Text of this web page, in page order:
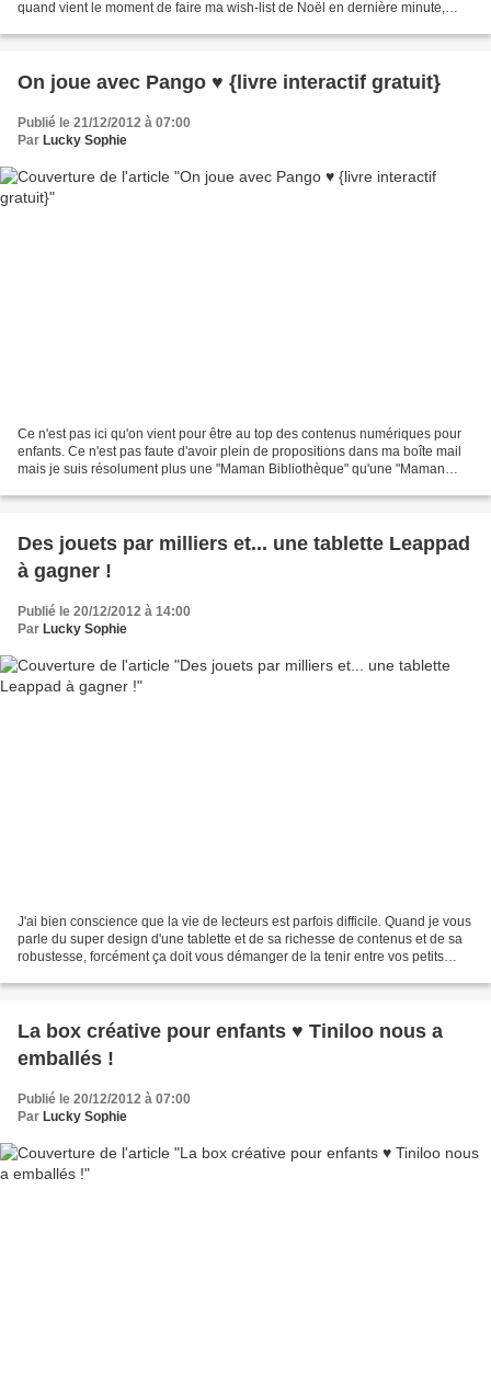
quand vient le moment de faire ma wish-list de Noël en dernière minute,
On joue avec Pango ♥ {livre interactif gratuit}
Publié le 21/12/2012 à 07:00
Par Lucky Sophie
Ce n'est pas ici qu'on vient pour être au top des contenus numériques pour
enfants. Ce n'est pas faute d'avoir plein de propositions dans ma boîte mail
mais je suis résolument plus une "Maman Bibliothèque" qu'une "Maman
Des jouets par milliers et... une tablette Leappad
à gagner !
Publié le 20/12/2012 à 14:00
Par Lucky Sophie
J'ai bien conscience que la vie de lecteurs est parfois difficile. Quand je vous
parle du super design d'une tablette et de sa richesse de contenus et de sa
robustesse, forcément ça doit vous démanger de la tenir entre vos petits
La box créative pour enfants ♥ Tiniloo nous a
emballés !
Publié le 20/12/2012 à 07:00
Par Lucky Sophie